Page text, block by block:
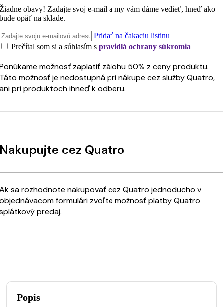
Žiadne obavy! Zadajte svoj e-mail a my vám dáme vedieť, hneď ako
bude opäť na sklade.
Pridať na čakaciu listinu
Prečítal som si a súhlasím s pravidlá ochrany súkromia
Ponúkame možnosť zaplatiť zálohu 50% z ceny produktu.
Táto možnosť je nedostupná pri nákupe cez služby Quatro,
ani pri produktoch ihneď k odberu.
Nakupujte cez Quatro
Ak sa rozhodnote nakupovať cez Quatro jednoducho v
objednávacom formulári zvoľte možnosť platby Quatro
splátkový predaj.
Popis